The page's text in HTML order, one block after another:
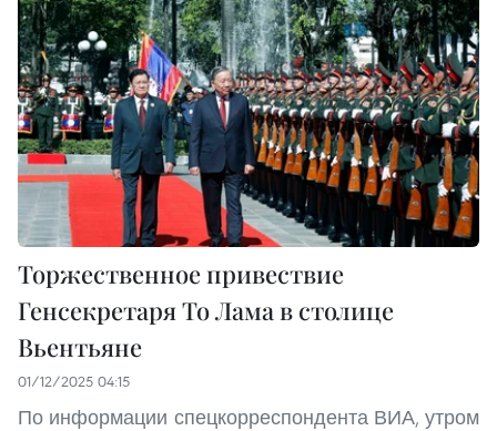
Торжественное привествие
Генсекретаря То Лама в столице
Вьентьяне
01/12/2025 04:15
По информации спецкорреспондента ВИА, утром